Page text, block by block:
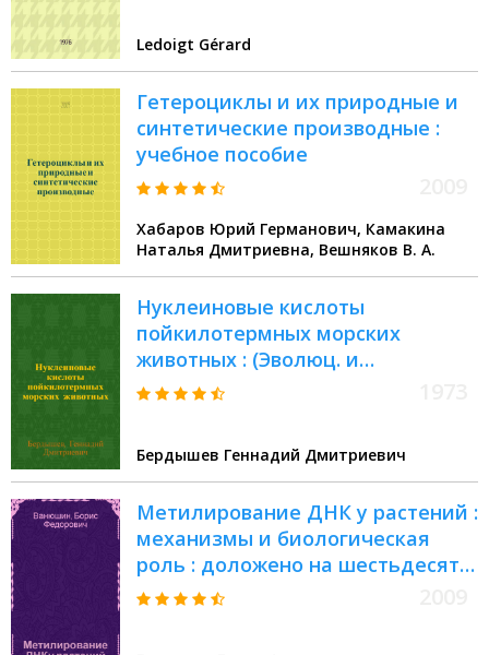
Ledoigt Gérard
Гетероциклы и их природные и
синтетические производные :
учебное пособие
Хабаров Юрий Германович, Камакина
Наталья Дмитриевна, Вешняков В. А.
Нуклеиновые кислоты
пойкилотермных морских
животных : (Эволюц. и
возрастные аспекты)
Бердышев Геннадий Дмитриевич
Метилирование ДНК у растений :
механизмы и биологическая
роль : доложено на шестьдесят
девятом ежегодном